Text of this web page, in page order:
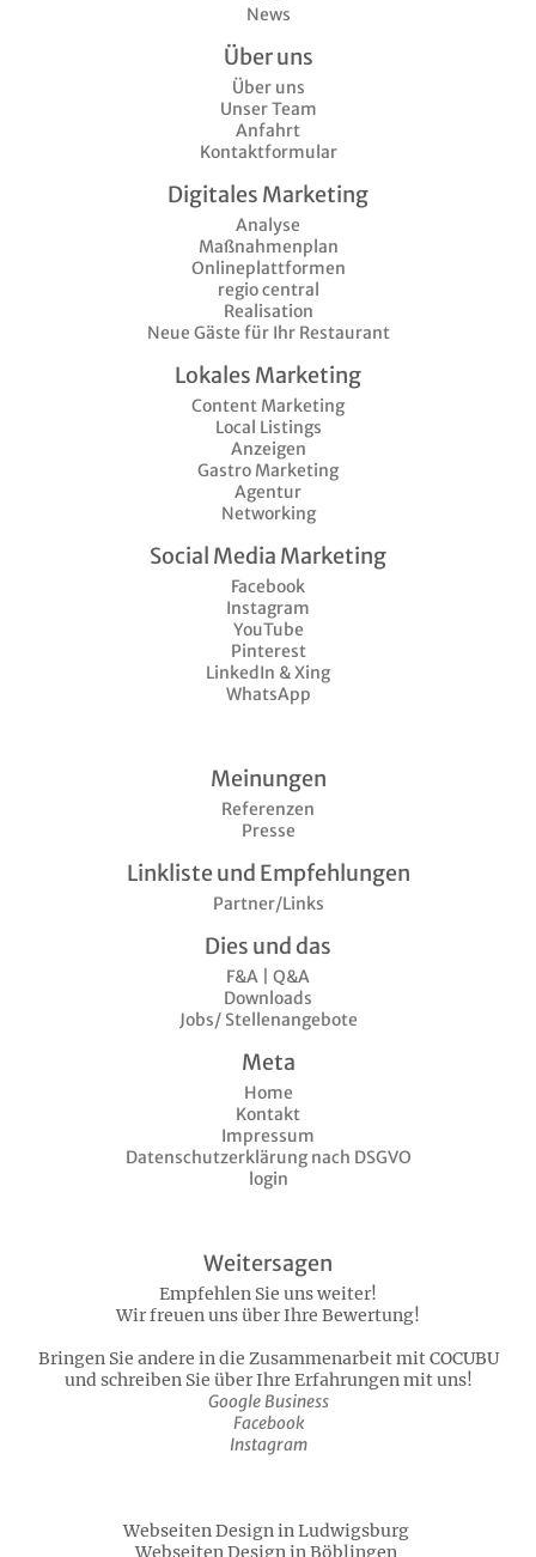
News
Über uns
Über uns
Unser Team
Anfahrt
Kontaktformular
Digitales Marketing
Analyse
Maßnahmenplan
Onlineplattformen
regio central
Realisation
Neue Gäste für Ihr Restaurant
Lokales Marketing
Content Marketing
Local Listings
Anzeigen
Gastro Marketing
Agentur
Networking
Social Media Marketing
Facebook
Instagram
YouTube
Pinterest
LinkedIn & Xing
WhatsApp
Meinungen
Referenzen
Presse
Linkliste und Empfehlungen
Partner/Links
Dies und das
F&A | Q&A
Downloads
Jobs/ Stellenangebote
Meta
Home
Kontakt
Impressum
Datenschutzerklärung nach DSGVO
login
Weitersagen
Empfehlen Sie uns weiter!
Wir freuen uns über Ihre Bewertung!
Bringen Sie andere in die Zusammenarbeit mit COCUBU
und schreiben Sie über Ihre Erfahrungen mit uns!
Google Business
Facebook
Instagram
Webseiten Design in Ludwigsburg
Webseiten Design in Böblingen